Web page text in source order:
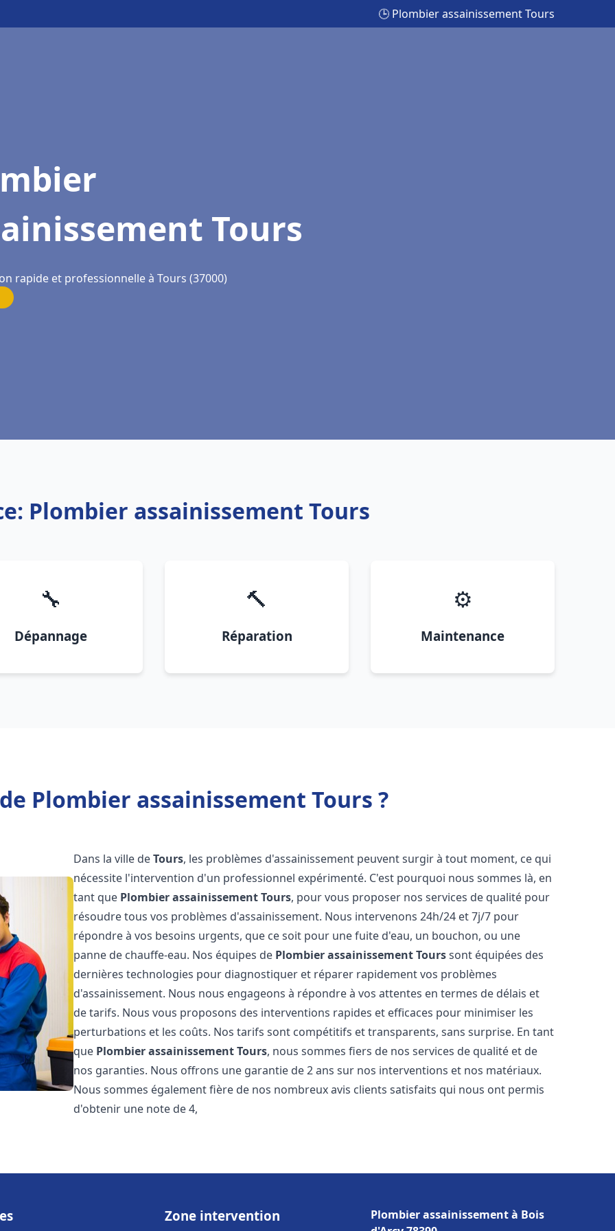
🕒 Plombier assainissement Tours
Tours
rapide et professionnelle à Tours (37000)
Plombier assainissement Tours
🔧
Dépannage
🔨
Réparation
⚙️
Maintenance
Plombier assainissement Tours ?
Dans la ville deTours, les problèmes d'assainissement peuvent surgir à tout moment, ce qui
nécessite l'intervention d'un professionnel expérimenté. C'est pourquoi nous sommes là, en
tant que Plombier assainissementTours, pour vous proposer nos services de qualité pour
résoudre tous vos problèmes d'assainissement. Nous intervenons 24h/24 et 7j/7 pour
répondre à vos besoins urgents, que ce soit pour une fuite d'eau, un bouchon, ou une
panne de chauffe-eau. Nos équipes de Plombier assainissementTourssont équipées des
dernières technologies pour diagnostiquer et réparer rapidement vos problèmes
d'assainissement. Nous nous engageons à répondre à vos attentes en termes de délais et
de tarifs. Nous vous proposons des interventions rapides et efficaces pour minimiser les
perturbations et les coûts. Nos tarifs sont compétitifs et transparents, sans surprise. En tant
que Plombier assainissementTours, nous sommes fiers de nos services de qualité et de
nos garanties. Nous offrons une garantie de 2 ans sur nos interventions et nos matériaux.
Nous sommes également fière de nos nombreux avis clients satisfaits qui nous ont permis
d'obtenir une note de 4,
Zone intervention
Plombier assainissement à Bois